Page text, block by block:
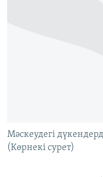
Мәскеудегі
(Көрнекі сурет)